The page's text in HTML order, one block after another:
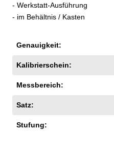
- Werkstatt-Ausführung
- im Behältnis / Kasten
Genauigkeit:
Kalibrierschein:
Messbereich:
Satz:
Stufung: